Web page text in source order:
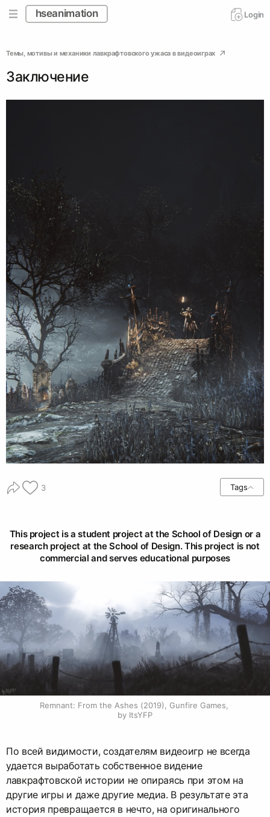
hseanimation Login
Темы, мотивы и механики лавкрафтовского ужаса в видеоиграх
Заключение
3 Tags
This project is a student project at the School of Design or a
research project at the School of Design. This project is not
commercial and serves educational purposes
Remnant: From the Ashes (2019), Gunfire Games,
by ItsYFP
По всей видимости, создателям видеоигр не всегда
удается выработать собственное видение
лавкрафтовской истории не опираясь при этом на
другие игры и даже другие медиа. В результате эта
история превращается в нечто, на оригинального